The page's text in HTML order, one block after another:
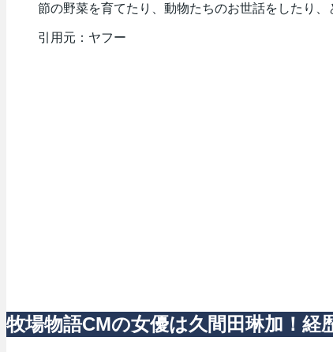
節の野菜を育てたり、動物たちのお世話をしたり
引用元：ヤフー
牧場物語CMの女優は久間田琳加！経